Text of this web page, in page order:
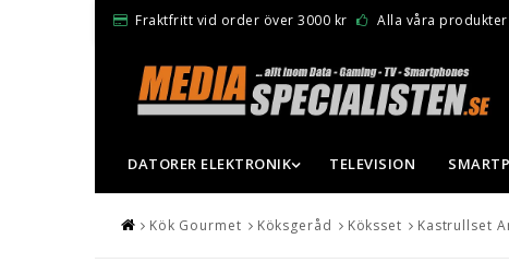
Fraktfritt vid order över 3000 kr Alla våra
DATORER ELEKTRONIK TELEVISION
Kök Gourmet Köksgeråd Köksset Kastrullset